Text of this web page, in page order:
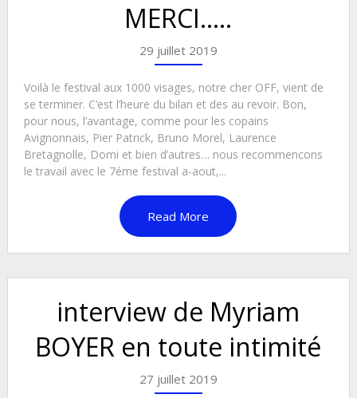
MERCI…..
29 juillet 2019
Voilà le festival aux 1000 visages, notre cher OFF, vient de
se terminer. C’est l’heure du bilan et des au revoir. Bon,
pour nous, l’avantage, comme pour les copains
Avignonnais, Pier Patrick, Bruno Morel, Laurence
Bretagnolle, Domi et bien d’autres… nous recommencons
le travail avec le 7éme festival a-aout,...
Read More
interview de Myriam
BOYER en toute intimité
27 juillet 2019